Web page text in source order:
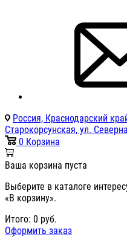
Россия, Краснодарский
Старокорсунская, ул.
0 Корзина
Ваша корзина пуста
Выберите в каталоге
«В корзину».
Итого: 0 руб.
Оформить заказ